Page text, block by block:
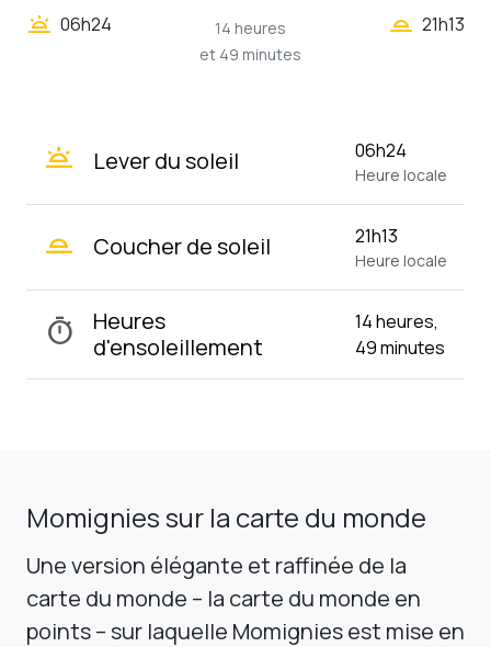
wb_twilight 06h24
14 heures
et 49 minutes
wb_twilight_2 21h13
wb_twilight Lever du soleil 06h24
Heure locale
wb_twilight_2 Coucher de soleil 21h13
Heure locale
timer
Heures
d'ensoleillement
14 heures,
49 minutes
Momignies sur la carte du monde
Une version élégante et raffinée de la
carte du monde – la carte du monde en
points – sur laquelle Momignies est mise en